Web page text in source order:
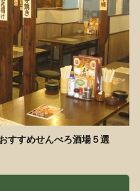
すすめせんべろ酒場５選